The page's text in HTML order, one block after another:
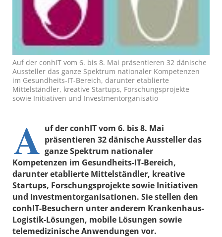
Auf der conhIT vom 6. bis 8. Mai präsentieren 32 dänische
Aussteller das ganze Spektrum nationaler Kompetenzen
im Gesundheits-IT-Bereich, darunter etablierte
Mittelständler, kreative Startups, Forschungsprojekte
sowie Initiativen und Investmentorganisatio
A uf der conhIT vom 6. bis 8. Mai
präsentieren 32 dänische Aussteller das
ganze Spektrum nationaler
Kompetenzen im Gesundheits-IT-Bereich,
darunter etablierte Mittelständler, kreative
Startups, Forschungsprojekte sowie Initiativen
und Investmentorganisationen. Sie stellen den
conhIT-Besuchern unter anderem Krankenhaus-
Logistik-Lösungen, mobile Lösungen sowie
telemedizinische Anwendungen vor.